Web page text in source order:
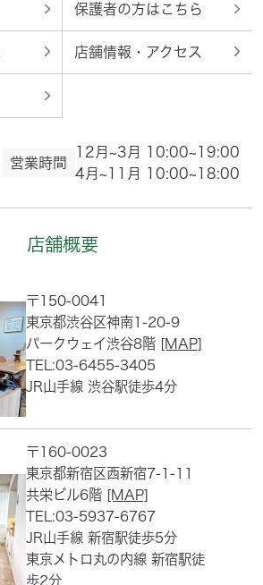
保護者の方はこちら
店舗情報・アクセス
営業時間
12月~3月 10:00~19:00
4月~11月 10:00~18:00
店舗概要
〒150-0041
東京都渋谷区神南1-20-9
パークウェイ渋谷8階 [MAP]
TEL:03-6455-3405
JR山手線 渋谷駅徒歩4分
〒160-0023
東京都新宿区西新宿7-1-11
共栄ビル6階 [MAP]
TEL:03-5937-6767
JR山手線 新宿駅徒歩5分
東京メトロ丸の内線 新宿駅徒
歩2分